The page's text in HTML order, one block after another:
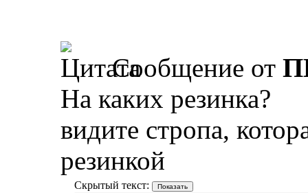
Сообщение от
На каких резинка?
видите стропа,
резинкой
Скрытый текст: